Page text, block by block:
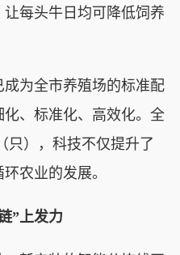
每头牛日均可降低饲养
为全市养殖场的标准配
、标准化、高效化。全
只），科技不仅提升了
农业的发展。
”上发力